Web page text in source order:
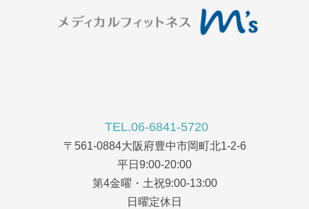
TEL.06-6841-5720
〒561-0884大阪府豊中市岡町北1-2-6
平日9:00-20:00
第4金曜・土祝9:00-13:00
日曜定休日